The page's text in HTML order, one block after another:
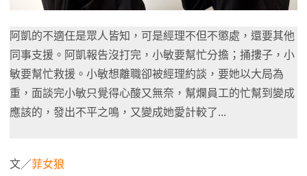
阿凱的不適仼是眾人皆知，可是經理不但不懲處，還要其他
同事支援。阿凱報告沒打完，小敏要幫忙分擔；捅摟子，小
敏要幫忙救援。小敏想離職卻被經理約談，要她以大局為
重，面談完小敏只覺得心酸又無奈，幫爛員工的忙幫到變成
應該的，發出不平之鳴，又變成她愛計較了...
文／菲女狼